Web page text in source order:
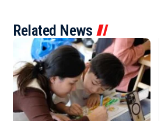
Related News